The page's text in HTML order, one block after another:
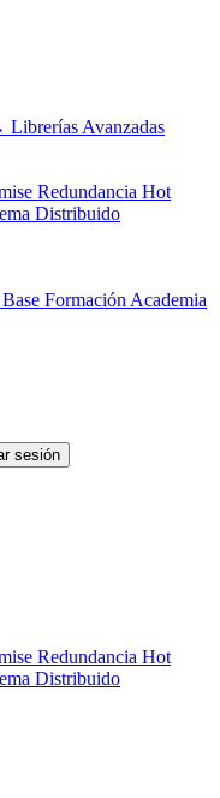
Librerías Avanzadas
Redundancia Hot
Distribuido
Formación Academia
sesión
Redundancia Hot
Distribuido